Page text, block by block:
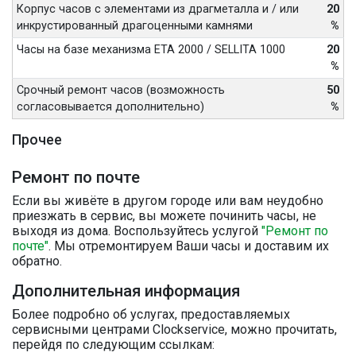
Корпус часов с элементами из драгметалла и / или
инкрустированный драгоценными камнями
20
%
Часы на базе механизма ETA 2000 / SELLITA 1000
20
%
Срочный ремонт часов (возможность
согласовывается дополнительно)
50
%
Прочее
Ремонт по почте
Если вы живёте в другом городе или вам неудобно
приезжать в сервис, вы можете починить часы, не
выходя из дома. Воспользуйтесь услугой "Ремонт по
почте". Мы отремонтируем Ваши часы и доставим их
обратно.
Дополнительная информация
Более подробно об услугах, предоставляемых
сервисными центрами Clockservice, можно прочитать,
перейдя по следующим ссылкам: